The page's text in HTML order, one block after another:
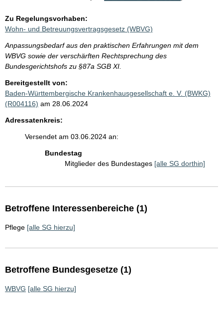
Zu Regelungsvorhaben:
Wohn- und Betreuungsvertragsgesetz (WBVG)
Anpassungsbedarf aus den praktischen Erfahrungen mit dem
WBVG sowie der verschärften Rechtsprechung des
Bundesgerichtshofs zu §87a SGB XI.
Bereitgestellt von:
Baden-Württembergische Krankenhausgesellschaft e. V. (BWKG)
(R004116) am 28.06.2024
Adressatenkreis:
Versendet am 03.06.2024 an:
Bundestag
Mitglieder des Bundestages [alle SG dorthin]
Betroffene Interessenbereiche (1)
Pflege [alle SG hierzu]
Betroffene Bundesgesetze (1)
WBVG [alle SG hierzu]